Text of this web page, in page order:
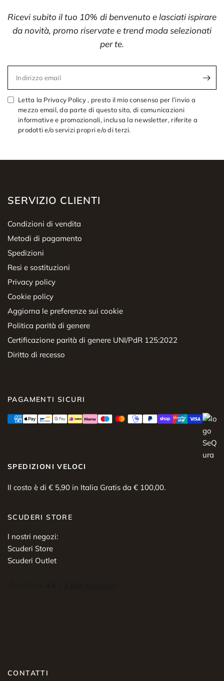
Ricevi subito il tuo 10% di benvenuto e lasciati ispirare
da novità, promo riservate e trend moda selezionati
per te.
Indirizzo email
Letta la Privacy Policy , presto il mio consenso per l’invio a
mezzo email, da parte di questo sito, di comunicazioni
informative e promozionali, inclusa la newsletter, riferite a
prodotti e/o servizi propri e/o di terzi.
SERVIZIO CLIENTI
Condizioni di vendita
Metodi di pagamento
Spedizioni
Resi e sostituzioni
Privacy policy
Cookie policy
Aggiorna le preferenze sui cookie
Politica parità di genere
Certificazione parità di genere UNI/PdR 125:2022
Diritto di recesso
PAGAMENTI SICURI
SPEDIZIONI VELOCI
Il costo è di € 5,90 in Italia Gratis da € 100,00.
SCUDERI STORE
I nostri negozi:
Scuderi Store
Scuderi Outlet
CONTATTI